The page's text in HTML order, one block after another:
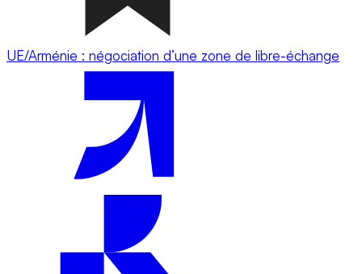
UE/Arménie : négociation d’une zone de libre-échange